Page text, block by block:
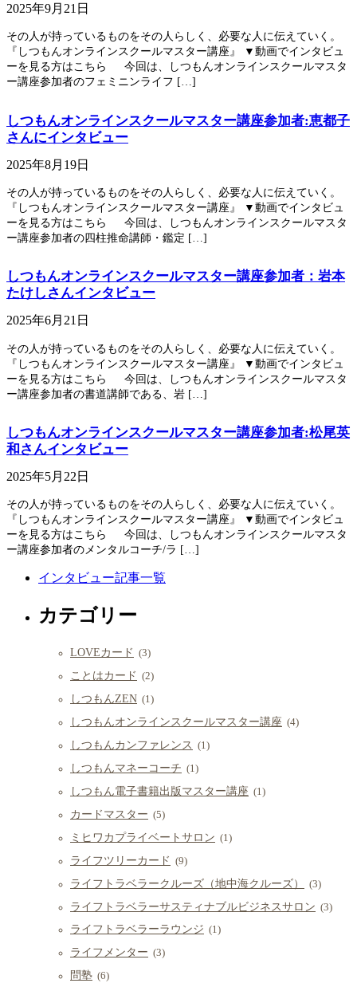
2025年9月21日
その人が持っているものをその人らしく、必要な人に伝えていく。
『しつもんオンラインスクールマスター講座』 ▼動画でインタビュ
ーを見る方はこちら 今回は、しつもんオンラインスクールマスタ
ー講座参加者のフェミニンライフ […]
しつもんオンラインスクールマスター講座参加者:恵都子
さんにインタビュー
2025年8月19日
その人が持っているものをその人らしく、必要な人に伝えていく。
『しつもんオンラインスクールマスター講座』 ▼動画でインタビュ
ーを見る方はこちら 今回は、しつもんオンラインスクールマスタ
ー講座参加者の四柱推命講師・鑑定 […]
しつもんオンラインスクールマスター講座参加者：岩本
たけしさんインタビュー
2025年6月21日
その人が持っているものをその人らしく、必要な人に伝えていく。
『しつもんオンラインスクールマスター講座』 ▼動画でインタビュ
ーを見る方はこちら 今回は、しつもんオンラインスクールマスタ
ー講座参加者の書道講師である、岩 […]
しつもんオンラインスクールマスター講座参加者:松尾英
和さんインタビュー
2025年5月22日
その人が持っているものをその人らしく、必要な人に伝えていく。
『しつもんオンラインスクールマスター講座』 ▼動画でインタビュ
ーを見る方はこちら 今回は、しつもんオンラインスクールマスタ
ー講座参加者のメンタルコーチ/ラ […]
インタビュー記事一覧
カテゴリー
LOVEカード (3)
ことはカード (2)
しつもんZEN (1)
しつもんオンラインスクールマスター講座 (4)
しつもんカンファレンス (1)
しつもんマネーコーチ (1)
しつもん電子書籍出版マスター講座 (1)
カードマスター (5)
ミヒワカプライベートサロン (1)
ライフツリーカード (9)
ライフトラベラークルーズ（地中海クルーズ） (3)
ライフトラベラーサスティナブルビジネスサロン (3)
ライフトラベラーラウンジ (1)
ライフメンター (3)
問塾 (6)